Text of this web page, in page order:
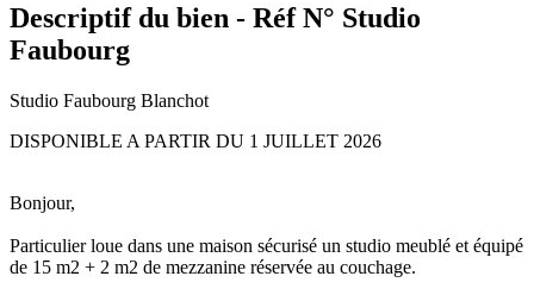
Descriptif du bien - Réf N° Studio
Faubourg
Studio Faubourg Blanchot
DISPONIBLE A PARTIR DU 1 JUILLET 2026
Bonjour,
Particulier loue dans une maison sécurisé un studio meublé et équipé
de 15 m2 + 2 m2 de mezzanine réservée au couchage.